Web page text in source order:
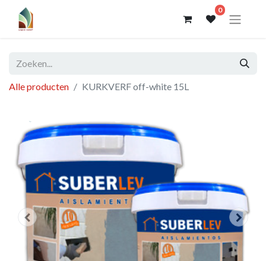
0
Alle producten KURKVERF off-white 15L